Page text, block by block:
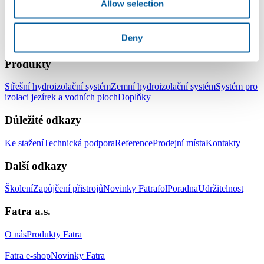
Allow selection
Deny
YouTube
Produkty
Střešní hydroizolační systémZemní hydroizolační systémSystém pro
izolaci jezírek a vodních plochDoplňky
Důležité odkazy
Ke staženíTechnická podporaReferenceProdejní místaKontakty
Další odkazy
ŠkoleníZapůjčení přistrojůNovinky FatrafolPoradnaUdržitelnost
Fatra a.s.
O násProdukty Fatra
Fatra e-shopNovinky Fatra